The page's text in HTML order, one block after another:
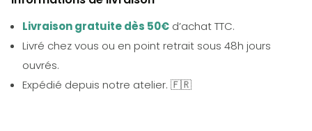
Livraison gratuite dès 50€ d’achat TTC.
Livré chez vous ou en point retrait sous 48h jours
ouvrés.
Expédié depuis notre atelier. 🇫🇷